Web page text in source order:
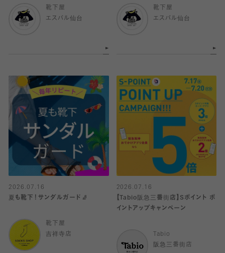
靴下屋
エスパル仙台
靴下屋
エスパル仙台
2026.07.16
夏も靴下！サンダルガード🧦
靴下屋
吉祥寺店
2026.07.16
【Tabio阪急三番街店】Sポイント ポ
イントアップキャンペーン
Tabio
阪急三番街店